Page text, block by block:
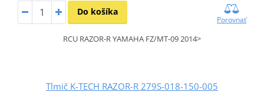
Do košíka
Porovnať
RCU RAZOR-R YAMAHA FZ/MT-09 2014>
Tlmič K-TECH RAZOR-R 279S-018-150-005